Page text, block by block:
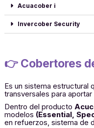
Acuacober i
Invercober Security
👉 Cobertores
Es un sistema estructural
transversales para
Dentro del producto
modelos (Essential,
en refuerzos, sistema de